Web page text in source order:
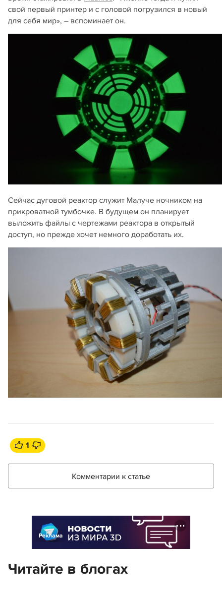
свой первый принтер и с головой погрузился в новый
для себя мир», – вспоминает он.
Сейчас дуговой реактор служит Малуче ночником на
прикроватной тумбочке. В будущем он планирует
выложить файлы с чертежами реактора в открытый
доступ, но прежде хочет немного доработать их.
1
Комментарии к статье
Реклама
Читайте в блогах